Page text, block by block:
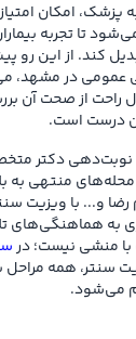
پزشک، امکان
تا تجربه
کند. از این رو
در مشهد،
راحت از صحت آن
درست است.
نوبت‌دهی دکتر
منتهی به
رضا و... با ویزیت
به هماهنگی‌های
با منشی نیست؛ در
سنتر، همه مراحل
می‌شود.